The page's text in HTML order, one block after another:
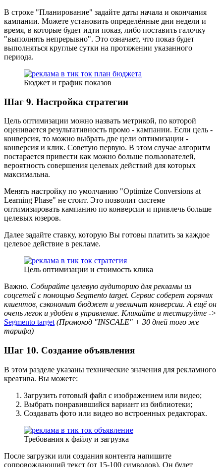
В строке "Планирование" задайте даты начала и окончания
кампании. Можете установить определённые дни недели и
время, в которые будет идти показ, либо поставить галочку
"выполнять непрерывно". Это означает, что показ будет
выполняться круглые сутки на протяжении указанного
периода.
Бюджет и график показов
Шаг 9. Настройка стратегии
Цель оптимизации можно назвать метрикой, по которой
оценивается результативность промо - кампании. Если цель -
конверсия, то можно выбрать две цели оптимизации -
конверсия и клик. Советую первую. В этом случае алгоритм
постарается привести как можно больше пользователей,
вероятность совершения целевых действий для которых
максимальна.
Менять настройку по умолчанию "Optimize Conversions at
Learning Phase" не стоит. Это позволит системе
оптимизировать кампанию по конверсии и привлечь больше
целевых юзеров.
Далее задайте ставку, которую Вы готовы платить за каждое
целевое действие в рекламе.
Цель оптимизации и стоимость клика
Важно. Собирайте целевую аудиторию для рекламы из
соцсетей с помощью Segmento target. Сервис соберет горячих
клиентов, сэкономит бюджет и увеличит конверсии. А ещё он
очень легок и удобен в управление. Кликайте и тестируйте ->
Segmento target (Промокод "INSCALE" + 30 дней того же
тарифа)
Шаг 10. Создание объявления
В этом разделе указаны технические значения для рекламного
креатива. Вы можете:
Загрузить готовый файл с изображением или видео;
Выбрать понравившийся вариант из библиотеки;
Создавать фото или видео во встроенных редакторах.
Требования к файлу и загрузка
После загрузки или создания контента напишите
сопровождающий текст (от 15-100 символов). Он будет